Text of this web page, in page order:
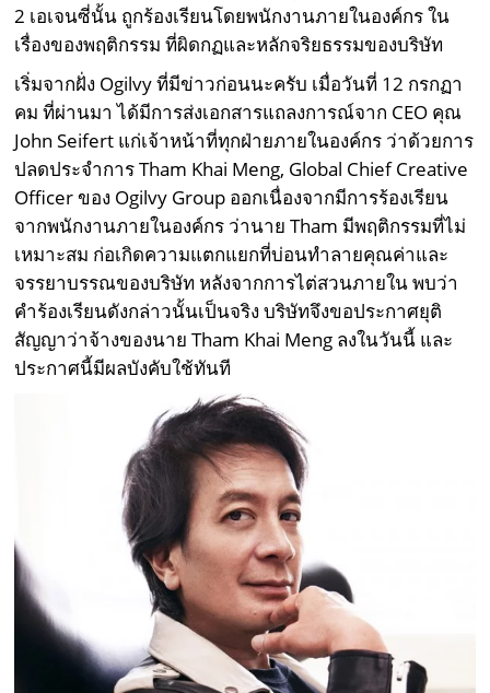
2 เอเจนซี่นั้น ถูกร้องเรียนโดยพนักงานภายในองค์กร ใน
เรื่องของพฤติกรรม ที่ผิดกฏและหลักจริยธรรมของบริษัท
เริ่มจากฝั่ง Ogilvy ที่มีข่าวก่อนนะครับ เมื่อวันที่ 12 กรกฏา
คม ที่ผ่านมา ได้มีการส่งเอกสารแถลงการณ์จาก CEO คุณ
John Seifert แก่เจ้าหน้าที่ทุกฝ่ายภายในองค์กร ว่าด้วยการ
ปลดประจำการ Tham Khai Meng, Global Chief Creative
Officer ของ Ogilvy Group ออกเนื่องจากมีการร้องเรียน
จากพนักงานภายในองค์กร ว่านาย Tham มีพฤติกรรมที่ไม่
เหมาะสม ก่อเกิดความแตกแยกที่บ่อนทำลายคุณค่าและ
จรรยาบรรณของบริษัท หลังจากการไต่สวนภายใน พบว่า
คำร้องเรียนดังกล่าวนั้นเป็นจริง บริษัทจึงขอประกาศยุติ
สัญญาว่าจ้างของนาย Tham Khai Meng ลงในวันนี้ และ
ประกาศนี้มีผลบังคับใช้ทันที